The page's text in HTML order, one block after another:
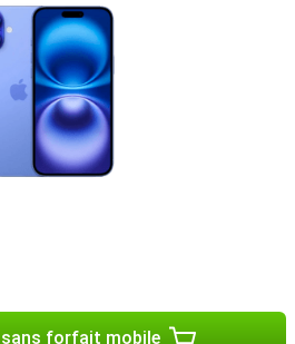
iPhone 16
encore plus avancées, telles
16 Pro est peut-être fait pour
d'un écran légèrement plus petit,
16 Plus. Vous voulez vraiment
16 Pro Max est le téléphone qu'il
performances avec le plus
sans forfait mobile